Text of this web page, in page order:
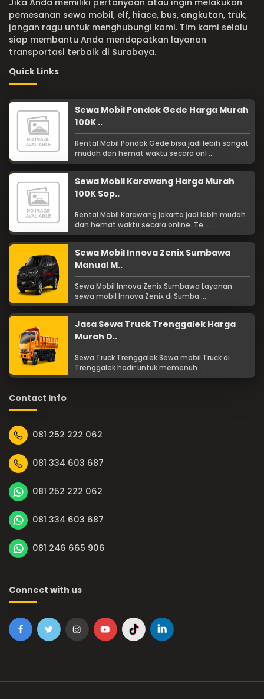
pemesanan sewa mobil, elf, hiace, bus, angkutan, truk,
jangan ragu untuk menghubungi kami. Tim kami selalu
siap membantu Anda mendapatkan layanan
transportasi terbaik di Surabaya.
Quick Links
Sewa Mobil Pondok Gede Harga Murah
100K ..
Rental Mobil Pondok Gede bisa jadi lebih sangat
mudah dan hemat waktu secara onl ...
Sewa Mobil Karawang Harga Murah
100K Sop..
Rental Mobil Karawang jakarta jadi lebih mudah
dan hemat waktu secara online. Te ...
Sewa Mobil Innova Zenix Sumbawa
Manual M..
Sewa Mobil Innova Zenix Sumbawa Layanan
sewa mobil Innova Zenix di Sumba ...
Jasa Sewa Truck Trenggalek Harga
Murah D..
Sewa Truck Trenggalek Sewa mobil Truck di
Trenggalek hadir untuk memenuh ...
Contact Info
081 252 222 062
081 334 603 687
081 252 222 062
081 334 603 687
081 246 665 906
Connect with us